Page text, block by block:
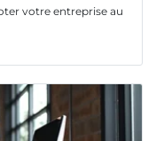
votre entreprise au